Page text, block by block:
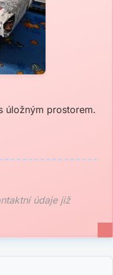
úložným prostorem.
údaje již